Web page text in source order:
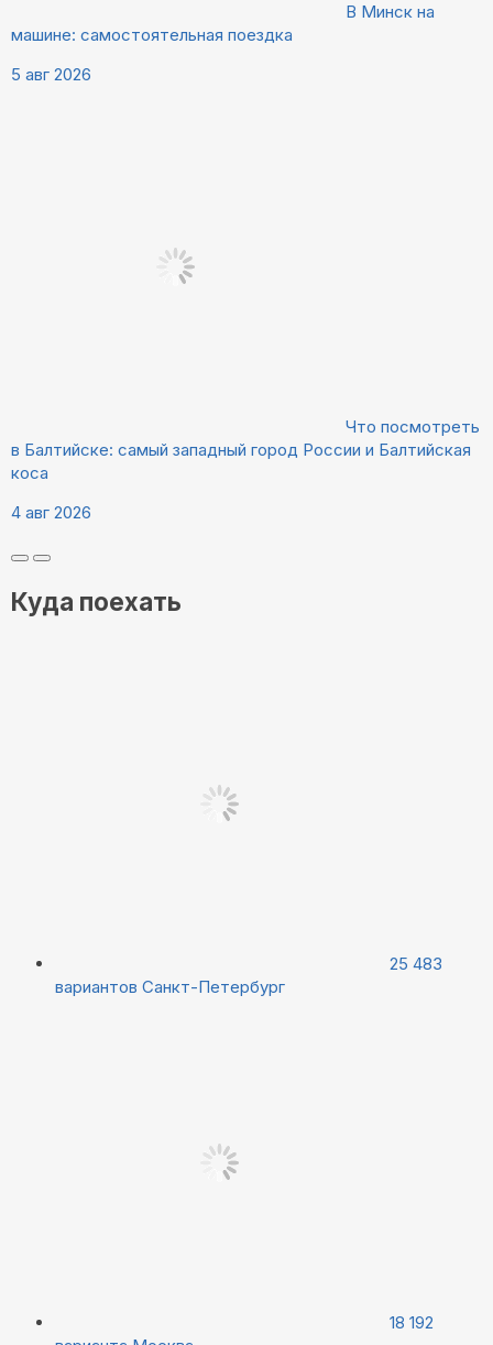
В Минск на
машине: самостоятельная поездка
5 авг 2026
Что посмотреть
в Балтийске: самый западный город России и Балтийская
коса
4 авг 2026
Куда поехать
25 483
вариантов Санкт-Петербург
18 192